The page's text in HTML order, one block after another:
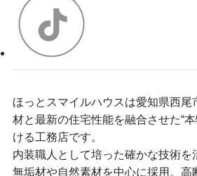
ほっとスマイルハウスは愛知県西尾
材と最新の住宅性能を融合させた“
ける工務店です。
内装職人として培った確かな技術を
無垢材や自然素材を中心に採用。高